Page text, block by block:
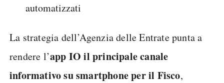
automatizzati
La strategia dell’Agenzia delle Entrate punta a
rendere l’app IO il principale canale
informativo su smartphone per il Fisco,